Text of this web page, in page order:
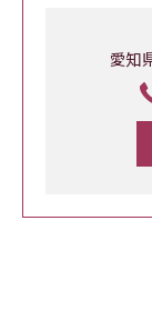
愛知